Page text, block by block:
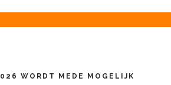
WORDT MEDE MOGELIJK